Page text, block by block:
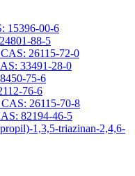
15396-00-6
88-5
26115-72-0
33491-28-0
75-6
76-6
26115-70-8
82194-46-5
1,3,5-triazinan-2,4,6-